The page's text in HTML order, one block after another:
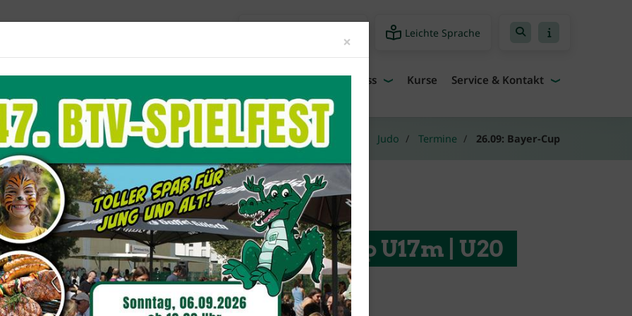
Leichte Sprache
Unser Verein Aktuelles Sportangebote Fitness Kurse Service & Kontakt
Du befindest dich hier: Sportangebote Judo Termine 26.09: Bayer-Cup
internationaler Bayer Judo Cup U17m | U20
w
× Close